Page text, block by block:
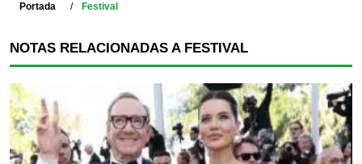
Portada Festival
NOTAS RELACIONADAS A FESTIVAL